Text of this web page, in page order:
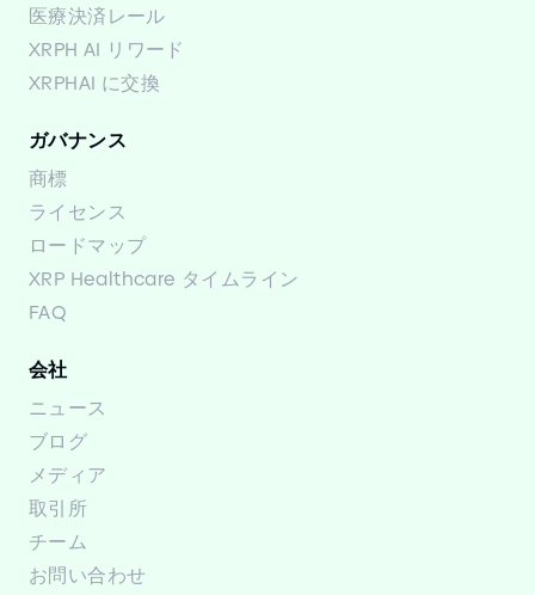
医療決済レール
XRPH AI リワード
XRPHAI に交換
ガバナンス
商標
ライセンス
ロードマップ
XRP Healthcare タイムライン
FAQ
会社
ニュース
ブログ
メディア
取引所
チーム
お問い合わせ